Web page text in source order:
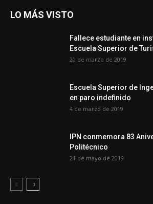
LO MÁS VISTO
Fallece estudiante en
Escuela Superior de
20 de marzo de 2019
Escuela Superior de
en paro indefinido
4 de marzo de 2019
IPN conmemora 83
Politécnico
21 de mayo de 2019